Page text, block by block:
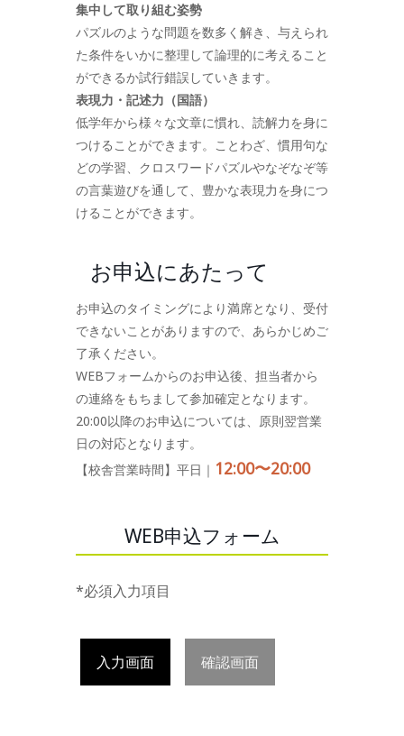
集中して取り組む姿勢
パズルのような問題を数多く解き、与えられ
た条件をいかに整理して論理的に考えること
ができるか試行錯誤していきます。
表現力・記述力（国語）
低学年から様々な文章に慣れ、読解力を身に
つけることができます。ことわざ、慣用句な
どの学習、クロスワードパズルやなぞなぞ等
の言葉遊びを通して、豊かな表現力を身につ
けることができます。
お申込にあたって
お申込のタイミングにより満席となり、受付
できないことがありますので、あらかじめご
了承ください。
WEBフォームからのお申込後、担当者から
の連絡をもちまして参加確定となります。
20:00以降のお申込については、原則翌営業
日の対応となります。
【校舎営業時間】平日｜ 12:00〜20:00
WEB申込フォーム
*必須入力項目
入力画面 確認画面